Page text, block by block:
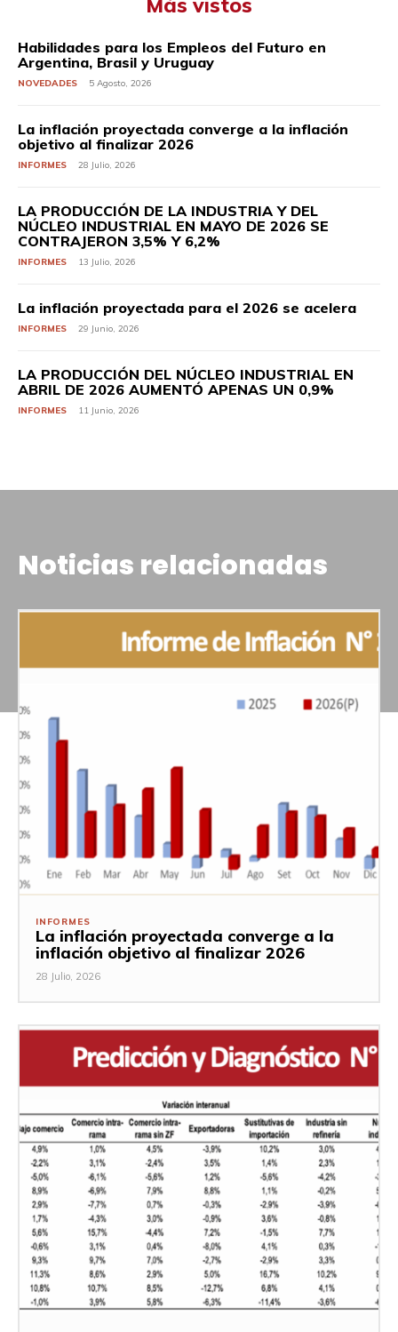
Habilidades para los Empleos del Futuro en
Argentina, Brasil y Uruguay
NOVEDADES 5 Agosto, 2026
La inflación proyectada converge a la inflación
objetivo al finalizar 2026
INFORMES 28 Julio, 2026
LA PRODUCCIÓN DE LA INDUSTRIA Y DEL
NÚCLEO INDUSTRIAL EN MAYO DE 2026 SE
CONTRAJERON 3,5% Y 6,2%
INFORMES 13 Julio, 2026
La inflación proyectada para el 2026 se acelera
INFORMES 29 Junio, 2026
LA PRODUCCIÓN DEL NÚCLEO INDUSTRIAL EN
ABRIL DE 2026 AUMENTÓ APENAS UN 0,9%
INFORMES 11 Junio, 2026
Noticias relacionadas
INFORMES
La inflación proyectada converge a la
inflación objetivo al finalizar 2026
28 Julio, 2026